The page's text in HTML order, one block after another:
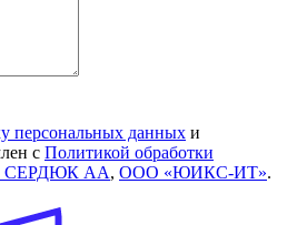
персональных данных и
с Политикой обработки
СЕРДЮК АА, ООО «ЮИКС-ИТ».